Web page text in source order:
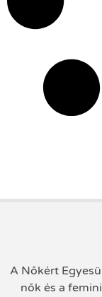
A Nőkért
nők és a